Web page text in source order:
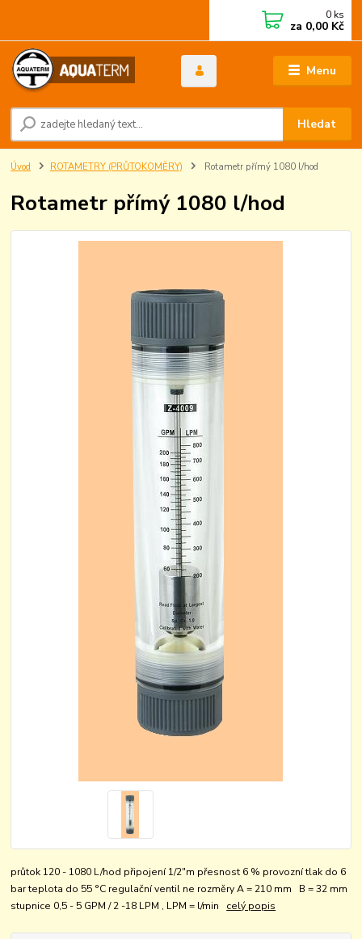
Menu
Hledat
0 ks
za 0,00 Kč
Úvod ROTAMETRY (PRŮTOKOMĚRY) Rotametr přímý 1080 l/hod
Rotametr přímý 1080 l/hod
průtok 120 - 1080 L/hod připojení 1/2"m přesnost 6 % provozní tlak do 6
bar teplota do 55 °C regulační ventil ne rozměry A = 210 mm B = 32 mm
stupnice 0,5 - 5 GPM / 2 -18 LPM , LPM = l/min celý popis